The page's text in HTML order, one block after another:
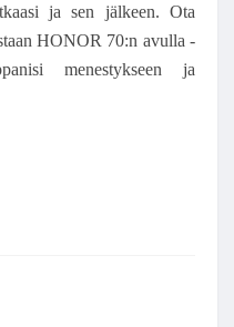
ja sen jälkeen. Ota
HONOR 70:n avulla -
menestykseen ja